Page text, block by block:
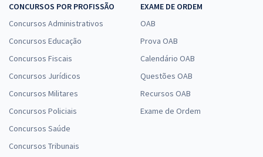
CONCURSOS POR PROFISSÃO
Concursos Administrativos
Concursos Educação
Concursos Fiscais
Concursos Jurídicos
Concursos Militares
Concursos Policiais
Concursos Saúde
Concursos Tribunais
EXAME DE ORDEM
OAB
Prova OAB
Calendário OAB
Questões OAB
Recursos OAB
Exame de Ordem